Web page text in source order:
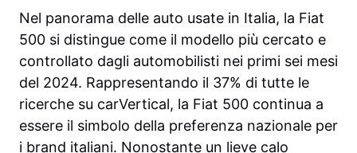
Nel panorama delle auto usate in Italia, la Fiat
500 si distingue come il modello più cercato e
controllato dagli automobilisti nei primi sei mesi
del 2024. Rappresentando il 37% di tutte le
ricerche su carVertical, la Fiat 500 continua a
essere il simbolo della preferenza nazionale per
i brand italiani. Nonostante un lieve calo